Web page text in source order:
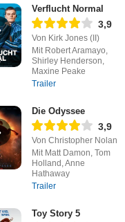
Verflucht Normal
3,9
Von Kirk Jones (II)
Mit Robert Aramayo,
Shirley Henderson,
Maxine Peake
Trailer
Die Odyssee
3,9
Von Christopher Nolan
Mit Matt Damon, Tom
Holland, Anne
Hathaway
Trailer
Toy Story 5